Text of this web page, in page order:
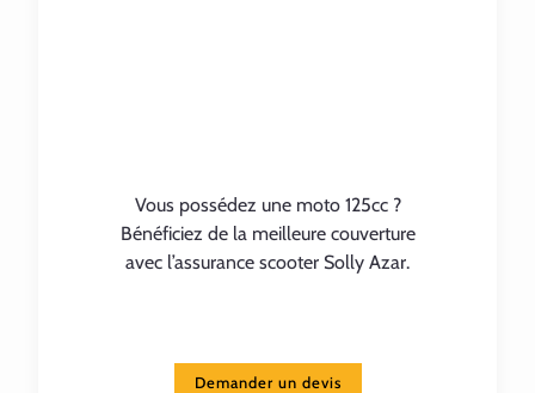
Vous possédez une moto 125cc ?
Bénéficiez de la meilleure couverture
avec l’assurance scooter Solly Azar.
Demander un devis